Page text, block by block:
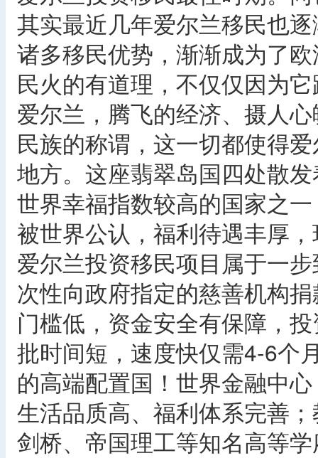
其实最近几年爱尔兰移民也
诸多移民优势，渐渐成为了
民火的有道理，不仅仅因为
爱尔兰，腾飞的经济、摄人
民族的称谓，这一切都使得
地方。这座翡翠岛国四处散
世界幸福指数较高的国家之
被世界公认，福利待遇丰厚
爱尔兰投资移民项目属于一
次性向政府指定的慈善机构
门槛低，资金安全有保障，
批时间短，速度快仅需4-6个
的高端配置国！世界金融中
生活品质高、福利体系完善
剑桥、帝国理工等知名高等